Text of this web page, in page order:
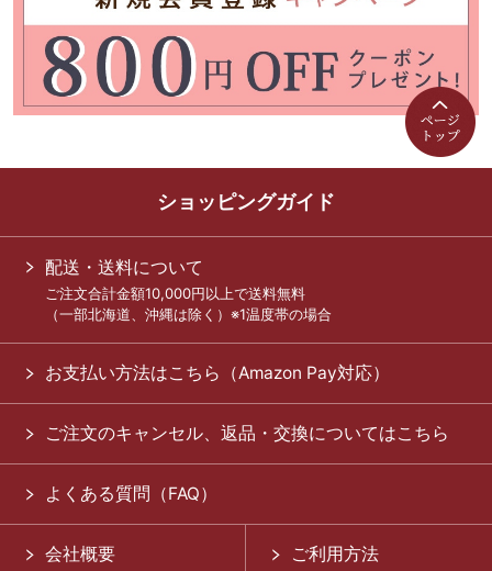
ショッピングガイド
配送・送料について
ご注文合計金額10,000円以上で送料無料
（一部北海道、沖縄は除く）※1温度帯の場合
お支払い方法はこちら（Amazon Pay対応）
ご注文のキャンセル、返品・交換についてはこちら
よくある質問（FAQ）
会社概要 ご利用方法